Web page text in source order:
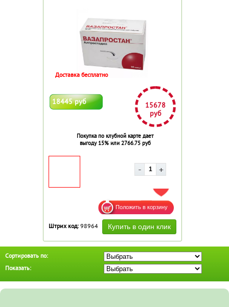
18445 руб
15678
руб
Покупка по клубной карте дает
выгоду 15% или 2766.75 руб
Доставка бесплатно
ДОБАВИТЬ В ИЗБРАННОЕ
Штрих код: 98964
Сортировать по:
Показать: